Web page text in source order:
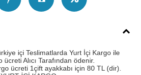
içi Teslimatlarda Yurt İçi Kargo ile
Alıcı Tarafından ödenir.
ücreti 1çift ayakkabı için 80 TL (dir).